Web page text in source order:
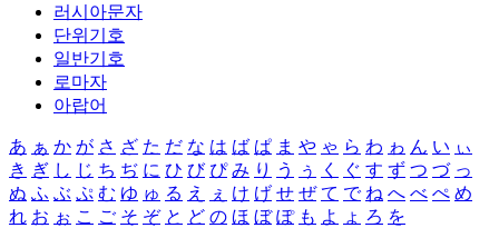
러시아문자
단위기호
일반기호
로마자
아랍어
あ ぁ か が さ ざ た だ な は ば ぱ ま や ゃ ら わ ゎ ん い ぃ
き ぎ し じ ち ぢ に ひ び ぴ み り う ぅ く ぐ す ず つ づ っ
ぬ ふ ぶ ぷ む ゆ ゅ る え ぇ け げ せ ぜ て で ね へ べ ぺ め
れ お ぉ こ ご そ ぞ と ど の ほ ぼ ぽ も よ ょ ろ を